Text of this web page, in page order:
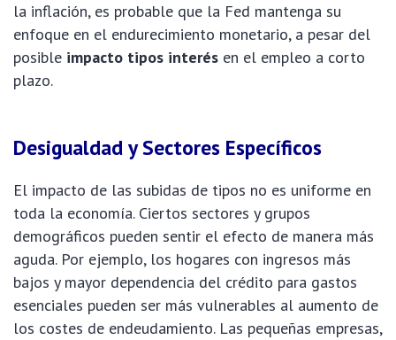
la inflación, es probable que la Fed mantenga su
enfoque en el endurecimiento monetario, a pesar del
posible impacto tipos interés en el empleo a corto
plazo.
Desigualdad y Sectores Específicos
El impacto de las subidas de tipos no es uniforme en
toda la economía. Ciertos sectores y grupos
demográficos pueden sentir el efecto de manera más
aguda. Por ejemplo, los hogares con ingresos más
bajos y mayor dependencia del crédito para gastos
esenciales pueden ser más vulnerables al aumento de
los costes de endeudamiento. Las pequeñas empresas,